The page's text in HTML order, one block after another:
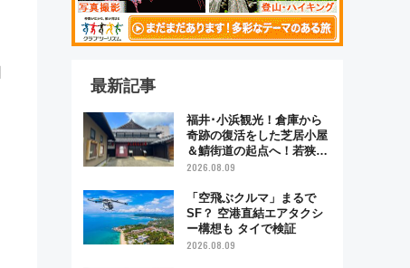
最新記事
福井･小浜観光！倉庫から
奇跡の復活をした芝居小屋
＆鯖街道の起点へ！若狭小
浜お魚センターでBBQ、老
グルメ散歩
2026.08.09
「空飛ぶクルマ」まるで
SF？ 空港直結エアタクシ
ー構想も タイで検証
2026.08.09